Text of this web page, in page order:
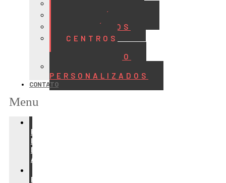
FRIGORÍFICOS
LATICÍNIOS
CENTROS
DISTRIBUIÇÃO
PERSONALIZADOS
CONTATO
Menu
PARA
INDÚSTRIA
DE
ALIMENTOS
PARA